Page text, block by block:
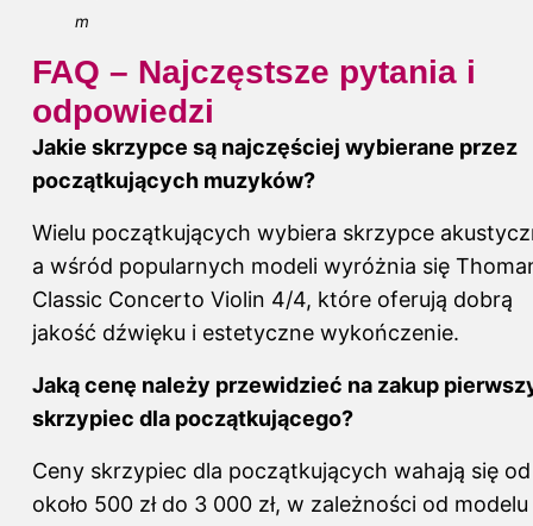
m
FAQ – Najczęstsze pytania i
odpowiedzi
Jakie skrzypce są najczęściej wybierane przez
początkujących muzyków?
Wielu początkujących wybiera skrzypce
a wśród popularnych modeli wyróżnia się
Classic Concerto Violin 4/4, które oferują dobrą
jakość dźwięku i estetyczne wykończenie.
Jaką cenę należy przewidzieć na zakup
skrzypiec dla początkującego?
Ceny skrzypiec dla początkujących wahają się od
około 500 zł do 3 000 zł, w zależności od modelu